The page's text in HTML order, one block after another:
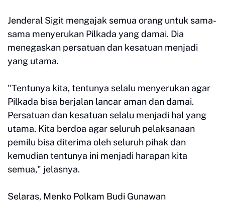
Jenderal Sigit mengajak semua orang untuk sama-
sama menyerukan Pilkada yang damai. Dia
menegaskan persatuan dan kesatuan menjadi
yang utama.
"Tentunya kita, tentunya selalu menyerukan agar
Pilkada bisa berjalan lancar aman dan damai.
Persatuan dan kesatuan selalu menjadi hal yang
utama. Kita berdoa agar seluruh pelaksanaan
pemilu bisa diterima oleh seluruh pihak dan
kemudian tentunya ini menjadi harapan kita
semua," jelasnya.
Selaras, Menko Polkam Budi Gunawan